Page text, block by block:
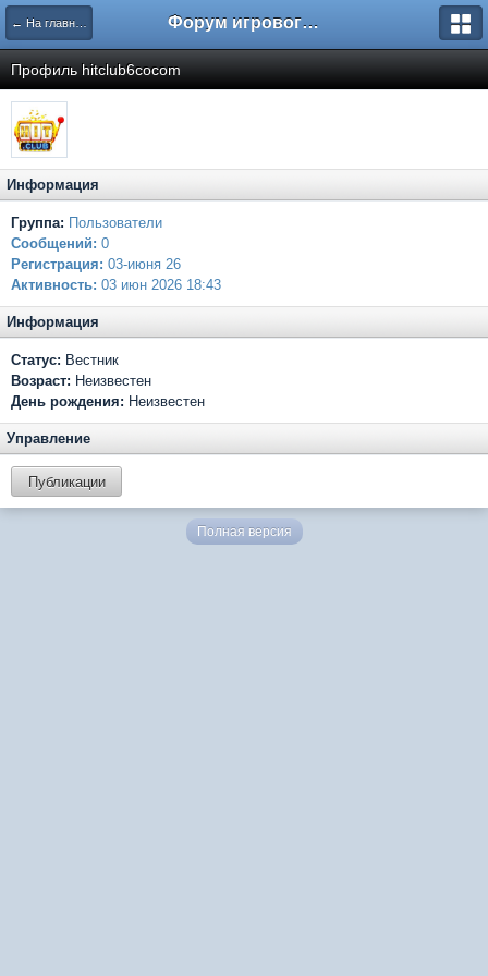
← На главную Форум игрового проекта Riverrise
Профиль hitclub6cocom
Информация
Группа: Пользователи
Сообщений: 0
Регистрация: 03-июня 26
Активность: 03 июн 2026 18:43
Информация
Статус: Вестник
Возраст: Неизвестен
День рождения: Неизвестен
Управление
Публикации
Полная версия